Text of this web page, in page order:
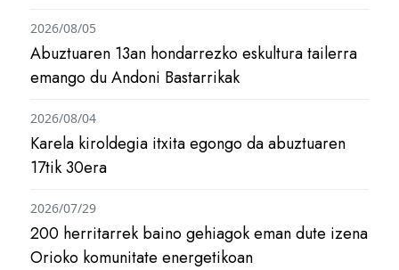
Abuztuaren 13an hondarrezko eskultura tailerra
emango du Andoni Bastarrikak
2026/08/05
Karela kiroldegia itxita egongo da abuztuaren
17tik 30era
2026/08/04
200 herritarrek baino gehiagok eman dute izena
Orioko komunitate energetikoan
2026/07/29